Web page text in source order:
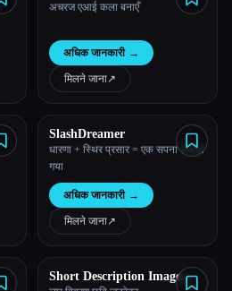
अचरज एआई कला बनाएँ
अधिक जानकारी →
मिलने जाना↗︎
SlashDreamer
धारणा + स्थिर प्रसार = एक सपना सच हो
गया
अधिक जानकारी →
मिलने जाना↗︎
Short Description Image